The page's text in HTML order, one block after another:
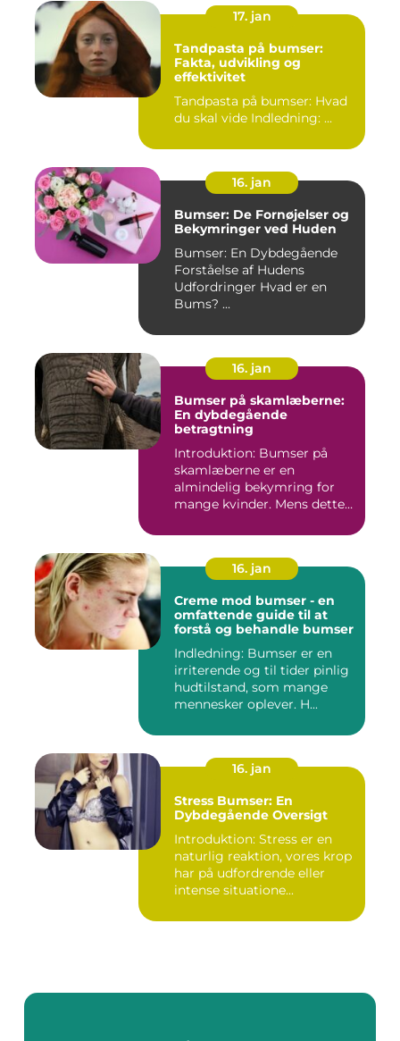
17. jan
Tandpasta på bumser:
Fakta, udvikling og
effektivitet
Tandpasta på bumser: Hvad
du skal vide Indledning: ...
16. jan
Bumser: De Fornøjelser og
Bekymringer ved Huden
Bumser: En Dybdegående
Forståelse af Hudens
Udfordringer Hvad er en
Bums? ...
16. jan
Bumser på skamlæberne:
En dybdegående
betragtning
Introduktion: Bumser på
skamlæberne er en
almindelig bekymring for
mange kvinder. Mens dette
16. jan
Creme mod bumser - en
omfattende guide til at
forstå og behandle bumser
Indledning: Bumser er en
irriterende og til tider pinlig
hudtilstand, som mange
mennesker oplever. H...
16. jan
Stress Bumser: En
Dybdegående Oversigt
Introduktion: Stress er en
naturlig reaktion, vores krop
har på udfordrende eller
intense situatione...